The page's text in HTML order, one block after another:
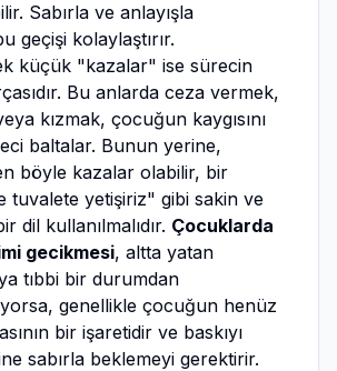
Sabırla ve anlayışla
geçişi kolaylaştırır.
küçük "kazalar" ise sürecin
Bu anlarda ceza vermek,
kızmak, çocuğun kaygısını
baltalar. Bunun yerine,
böyle kazalar olabilir, bir
tuvalete yetişiriz" gibi sakin ve
dil kullanılmalıdır. Çocuklarda
gecikmesi, altta yatan
tıbbi bir durumdan
genellikle çocuğun henüz
bir işaretidir ve baskıyı
sabırla beklemeyi gerektirir.